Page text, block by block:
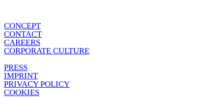
CONCEPT
CONTACT
CAREERS
CORPORATE CULTURE
PRESS
IMPRINT
PRIVACY POLICY
COOKIES